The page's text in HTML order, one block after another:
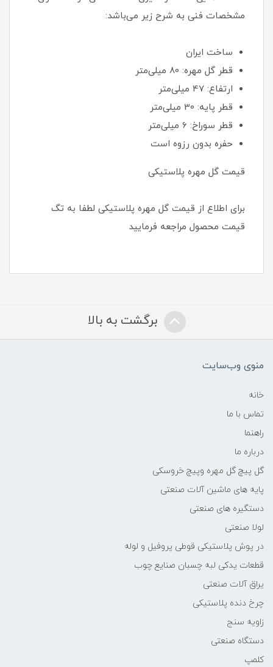
مشخصات فنی به شرح زیر می‌باشد:
ساخت ایران
قطر گل مهره: 80 میلی‌متر
ارتفاع: 47 میلی‌متر
قطر پایه: 30 میلی‌متر
قطر سوراخ: 6 میلی‌متر
حفره بدون رزوه است
قیمت گل مهره پلاستیکی
برای اطلاع از قیمت گل مهره پلاستیکی لطفا به تگ
قیمت محصول مراجعه فرمایید
برگشت به بالا
منوی وب‌سایت
خانه
تماس با ما
راهنما
درباره ما
گل پیچ گل مهره وپیچ خروسکی
پایه های ماشین آلات صنعتی
دستگیره های صنعتی
لولا صنعتی
در پوش پلاستیکی قوطی پروفیل و لوله
قطعات یدکی لبه چسبان صنایع چوب
یراق آلات صنعتی
چرخ دنده پلاستیکی
زاویه سنج
دستگاه صنعتی
کلمپ